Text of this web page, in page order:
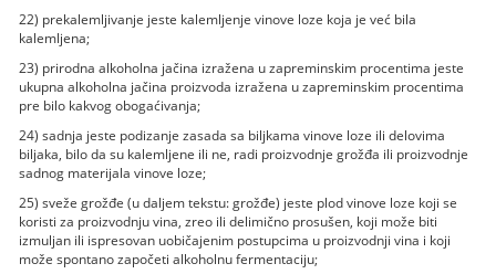
22) prekalemljivanje jeste kalemljenje vinove loze koja je već bila
kalemljena;
23) prirodna alkoholna jačina izražena u zapreminskim procentima jeste
ukupna alkoholna jačina proizvoda izražena u zapreminskim procentima
pre bilo kakvog obogaćivanja;
24) sadnja jeste podizanje zasada sa biljkama vinove loze ili delovima
biljaka, bilo da su kalemljene ili ne, radi proizvodnje grožđa ili proizvodnje
sadnog materijala vinove loze;
25) sveže grožđe (u daljem tekstu: grožđe) jeste plod vinove loze koji se
koristi za proizvodnju vina, zreo ili delimično prosušen, koji može biti
izmuljan ili ispresovan uobičajenim postupcima u proizvodnji vina i koji
može spontano započeti alkoholnu fermentaciju;